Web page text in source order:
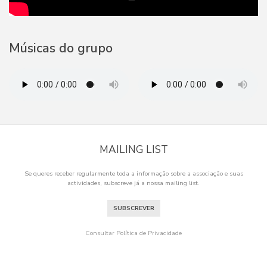
Músicas do grupo
MAILING LIST
Se queres receber regularmente toda a informação sobre a associação e suas
actividades, subscreve já a nossa mailing list.
SUBSCREVER
Consultar Política de Privacidade